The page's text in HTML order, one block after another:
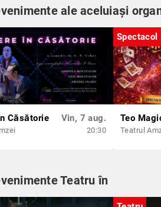
REGIA: Marius Gîlea și Vlad Galer
SCENOGRAFIA: Mara Bădică
EDITARE SUNET: Sebastian Ivan
AFIȘ: Erich Andrei
O producție UNATC I. L. Caragiale
Durată spectacol: 1:30h
Vârstă Recomandată - 14+
ale aceluiași
Căsătorie Vin, 7 aug.
20:30
Spectacol
Teo
Teatrul
Teatru în